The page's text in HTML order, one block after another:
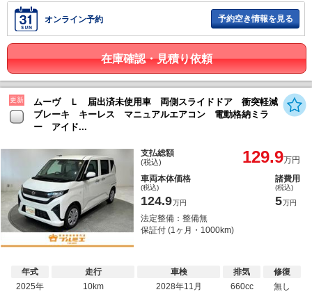
オンライン予約 予約空き情報を見る
在庫確認・見積り依頼
更新
ムーヴ Ｌ 届出済未使用車 両側スライドドア 衝突軽減
ブレーキ キーレス マニュアルエアコン 電動格納ミラ
ー アイド...
支払総額
(税込) 129.9万円
車両本体価格
(税込)
124.9万円
諸費用
(税込)
5万円
法定整備：整備無
保証付 (1ヶ月・1000km)
年式
2025年
走行
10km
車検
2028年11月
排気
660cc
修復
無し